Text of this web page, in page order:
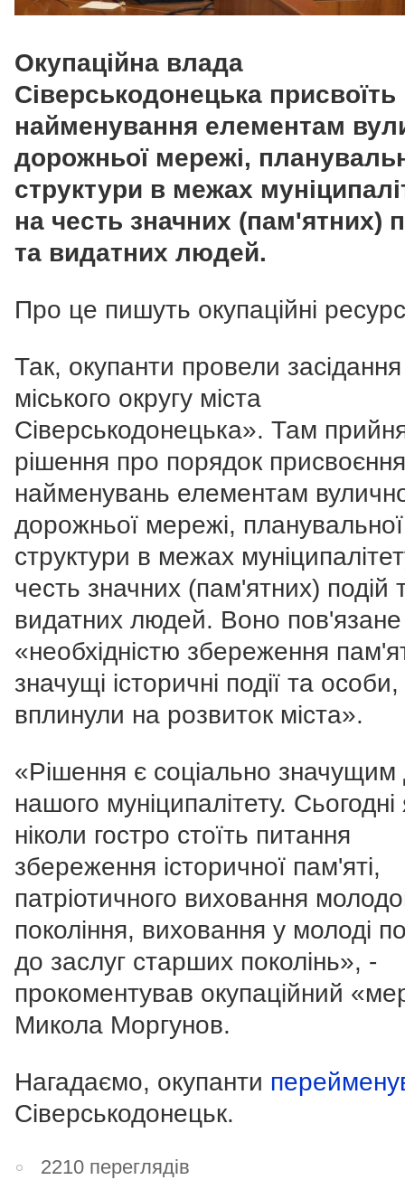
Окупаційна влада
Сіверськодонецька присвоїть
найменування елементам
дорожньої мережі,
структури в межах
на честь значних (пам'ятних)
та видатних людей.
Про це пишуть окупаційні
Так, окупанти провели
міського округу міста
Сіверськодонецька». Там
рішення про порядок присвоєння
найменувань елементам
дорожньої мережі, планувальної
структури в межах
честь значних (пам'ятних) подій
видатних людей. Воно пов'язане
«необхідністю збереження
значущі історичні події та особи,
вплинули на розвиток міста».
«Рішення є соціально значущим
нашого муніципалітету. Сьогодні
ніколи гостро стоїть питання
збереження історичної пам'яті,
патріотичного виховання
покоління, виховання у молоді
до заслуг старших поколінь», -
прокоментував окупаційний
Микола Моргунов.
Нагадаємо, окупанти
Сіверськодонецьк.
2210 переглядів